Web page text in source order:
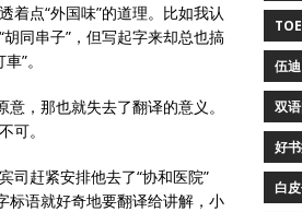
点“外国味”的道理。比如我认
同串子”，但写起字来却总也搞
”。
，那也就失去了翻译的意义。
可。
司赶紧安排他去了“协和医院”
标语就好奇地要翻译给讲解，小
伍
双
好
白